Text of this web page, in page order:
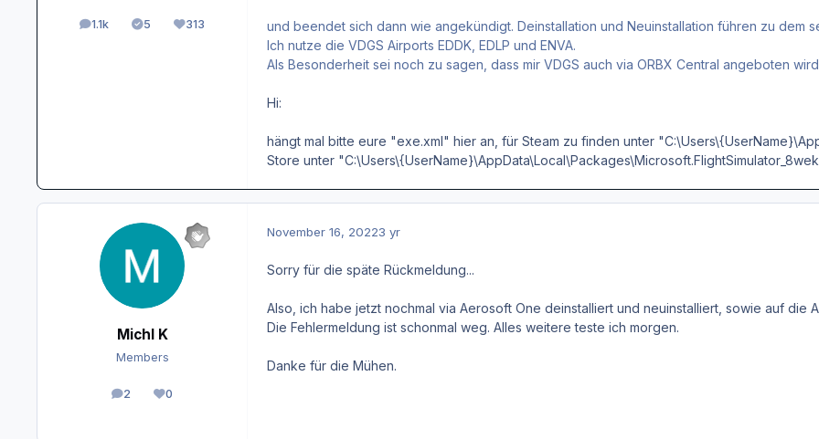
1.1k
posts 5
Solutions313
Reputation
und beendet sich dann wie angekündigt. Deinstallation und Neuinstallation führen zu dem
Ich nutze die VDGS Airports EDDK, EDLP und ENVA.
Als Besonderheit sei noch zu sagen, dass mir VDGS auch via ORBX Central angeboten
Hi:
hängt mal bitte eure "exe.xml" hier an, für Steam zu finden unter
Store unter
Michl K
Members
2
posts 0
Reputation
November 16, 20223 yr
Sorry für die späte Rückmeldung...
Also, ich habe jetzt nochmal via Aerosoft One deinstalliert und neuinstalliert, sowie auf die
Die Fehlermeldung ist schonmal weg. Alles weitere teste ich morgen.
Danke für die Mühen.